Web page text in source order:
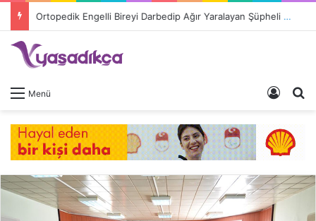
Ortopedik Engelli Bireyi Darbedip Ağır Yaralayan Şüpheli Tutuklandı
Menü Giriş